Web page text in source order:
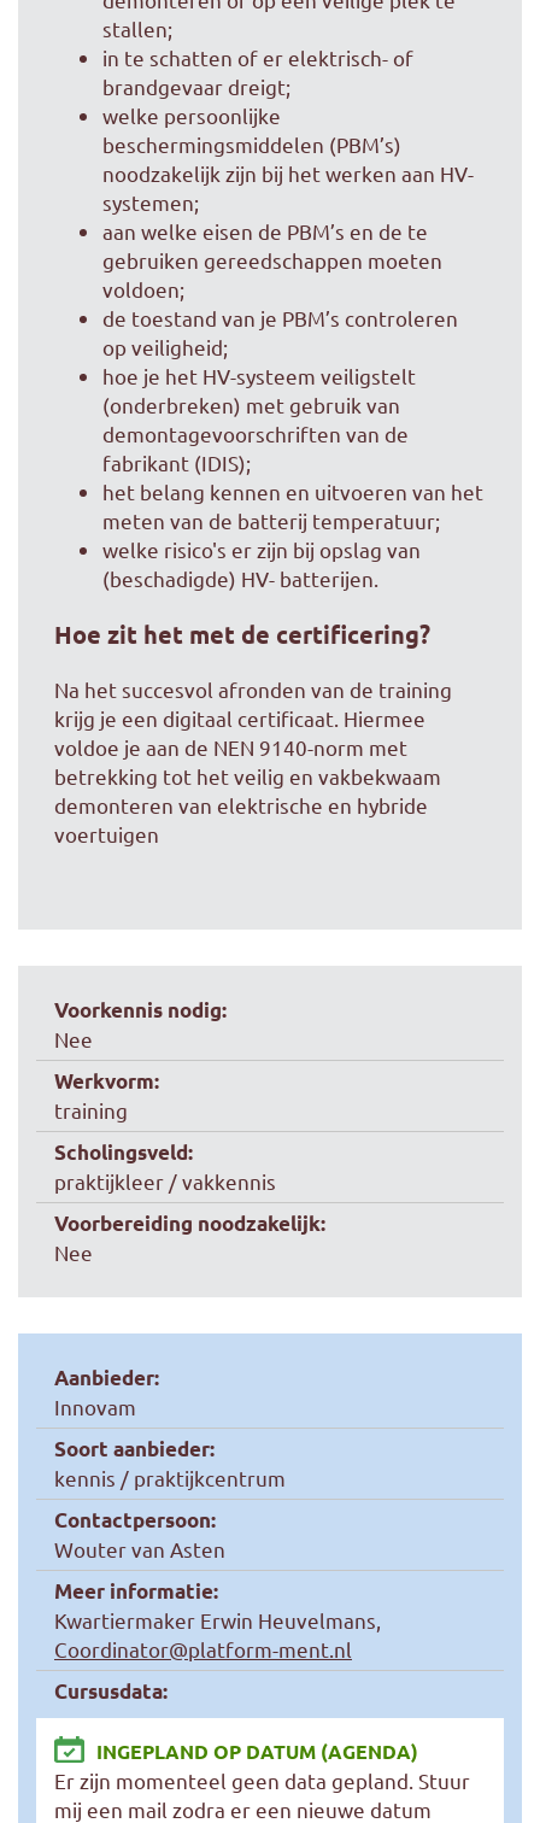
stallen;
in te schatten of er elektrisch- of
brandgevaar dreigt;
welke persoonlijke
beschermingsmiddelen (PBM’s)
noodzakelijk zijn bij het werken aan HV-
systemen;
aan welke eisen de PBM’s en de te
gebruiken gereedschappen moeten
voldoen;
de toestand van je PBM’s controleren
op veiligheid;
hoe je het HV-systeem veiligstelt
(onderbreken) met gebruik van
demontagevoorschriften van de
fabrikant (IDIS);
het belang kennen en uitvoeren van het
meten van de batterij temperatuur;
welke risico's er zijn bij opslag van
(beschadigde) HV- batterijen.
Hoe zit het met de certificering?
Na het succesvol afronden van de training
krijg je een digitaal certificaat. Hiermee
voldoe je aan de NEN 9140-norm met
betrekking tot het veilig en vakbekwaam
demonteren van elektrische en hybride
voertuigen
Voorkennis nodig:
Nee
Werkvorm:
training
Scholingsveld:
praktijkleer / vakkennis
Voorbereiding noodzakelijk:
Nee
Aanbieder:
Innovam
Soort aanbieder:
kennis / praktijkcentrum
Contactpersoon:
Wouter van Asten
Meer informatie:
Kwartiermaker Erwin Heuvelmans,
Coordinator@platform-ment.nl
Cursusdata:
INGEPLAND OP DATUM (AGENDA)
Er zijn momenteel geen data gepland. Stuur
mij een mail zodra er een nieuwe datum